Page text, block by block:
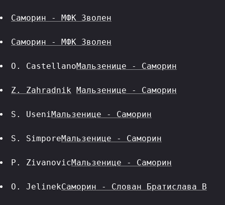
Саморин - МФК Зволен
Саморин - МФК Зволен
O. CastellanoМальзенице - Саморин
Z. Zahradnik Мальзенице - Саморин
S. UseniМальзенице - Саморин
S. SimporeМальзенице - Саморин
P. ZivanovicМальзенице - Саморин
O. JelinekСаморин - Слован Братислава B